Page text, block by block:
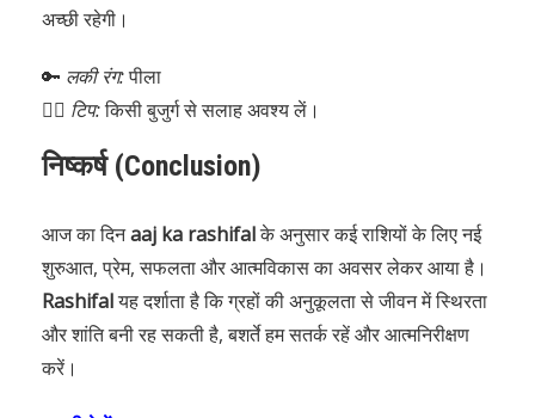
अच्छी रहेगी।
🔑 लकी रंग:पीला
🧘‍♀️ टिप:किसी बुजुर्ग से सलाह अवश्य लें।
निष्कर्ष (Conclusion)
आज का दिनaaj ka rashifalके अनुसार कई राशियों के लिए नई
शुरुआत, प्रेम, सफलता और आत्मविकास का अवसर लेकर आया है।
Rashifalयह दर्शाता है कि ग्रहों की अनुकूलता से जीवन में स्थिरता
और शांति बनी रह सकती है, बशर्ते हम सतर्क रहें और आत्मनिरीक्षण
करें।